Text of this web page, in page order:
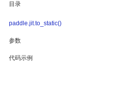
目录
paddle.jit.to_static()
参数
代码示例